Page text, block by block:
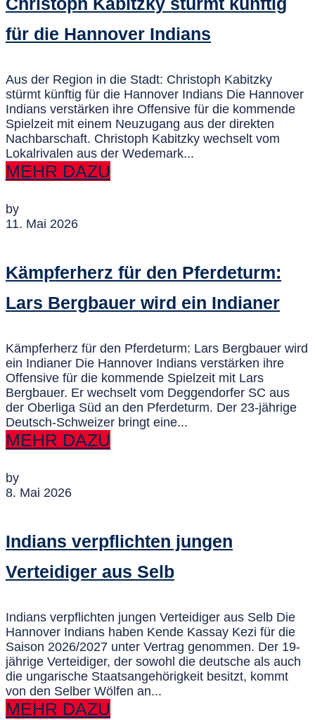
für die Hannover Indians
Aus der Region in die Stadt: Christoph Kabitzky
stürmt künftig für die Hannover Indians Die Hannover
Indians verstärken ihre Offensive für die kommende
Spielzeit mit einem Neuzugang aus der direkten
Nachbarschaft. Christoph Kabitzky wechselt vom
Lokalrivalen aus der Wedemark...
MEHR DAZU
by
11. Mai 2026
Kämpferherz für den Pferdeturm:
Lars Bergbauer wird ein Indianer
Kämpferherz für den Pferdeturm: Lars Bergbauer wird
ein Indianer Die Hannover Indians verstärken ihre
Offensive für die kommende Spielzeit mit Lars
Bergbauer. Er wechselt vom Deggendorfer SC aus
der Oberliga Süd an den Pferdeturm. Der 23-jährige
Deutsch-Schweizer bringt eine...
MEHR DAZU
by
8. Mai 2026
Indians verpflichten jungen
Verteidiger aus Selb
Indians verpflichten jungen Verteidiger aus Selb Die
Hannover Indians haben Kende Kassay Kezi für die
Saison 2026/2027 unter Vertrag genommen. Der 19-
jährige Verteidiger, der sowohl die deutsche als auch
die ungarische Staatsangehörigkeit besitzt, kommt
von den Selber Wölfen an...
MEHR DAZU